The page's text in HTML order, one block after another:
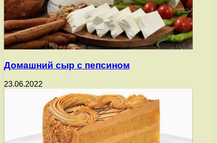
Домашний сыр с пепсином
23.06.2022